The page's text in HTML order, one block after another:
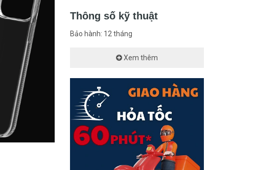
Thông số kỹ thuật
Bảo hành: 12 tháng
Xem thêm